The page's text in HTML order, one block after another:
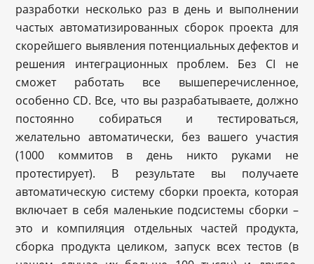
разработки несколько раз в день и выполнении
частых автоматизированных сборок проекта для
скорейшего выявления потенциальных дефектов и
решения интеграционных проблем. Без CI не
сможет работать все вышеперечисленное,
особенно CD. Все, что вы разрабатываете, должно
постоянно собираться и тестироваться,
желательно автоматически, без вашего участия
(1000 коммитов в день никто руками не
протестирует). В результате вы получаете
автоматическую систему сборки проекта, которая
включает в себя маленькие подсистемы сборки –
это и компиляция отдельных частей продукта,
сборка продукта целиком, запуск всех тестов (в